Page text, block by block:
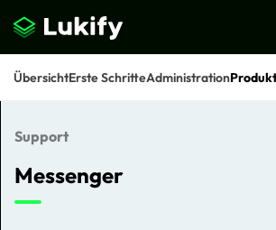
ÜbersichtErste SchritteAdministration
Suchen
Support
Messenger